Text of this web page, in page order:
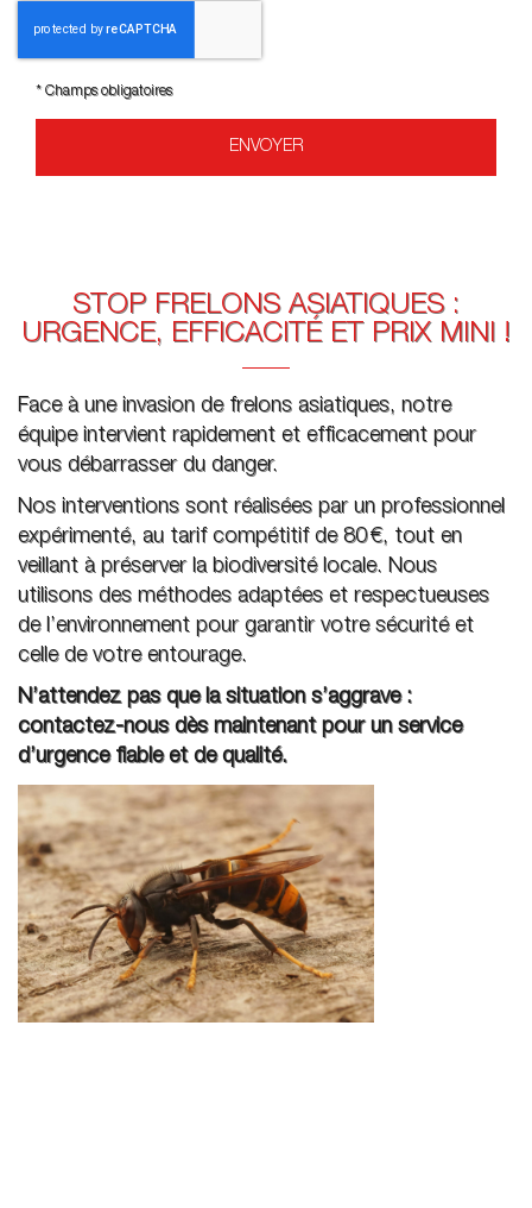
*Champs obligatoires
STOP FRELONS ASIATIQUES :
URGENCE, EFFICACITÉ ET PRIX MINI !
Face à une invasion de frelons asiatiques, notre
équipe intervient rapidement et efficacement pour
vous débarrasser du danger.
Nos interventions sont réalisées par un professionnel
expérimenté, au tarif compétitif de 80 €, tout en
veillant à préserver la biodiversité locale. Nous
utilisons des méthodes adaptées et respectueuses
de l’environnement pour garantir votre sécurité et
celle de votre entourage.
N’attendez pas que la situation s’aggrave :
contactez-nous dès maintenant pour un service
d’urgence fiable et de qualité.